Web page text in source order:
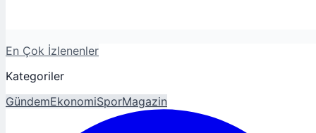
En Çok İzlenenler
Kategoriler
GündemEkonomiSporMagazin